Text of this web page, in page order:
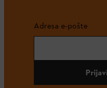
Adresa e-pošte